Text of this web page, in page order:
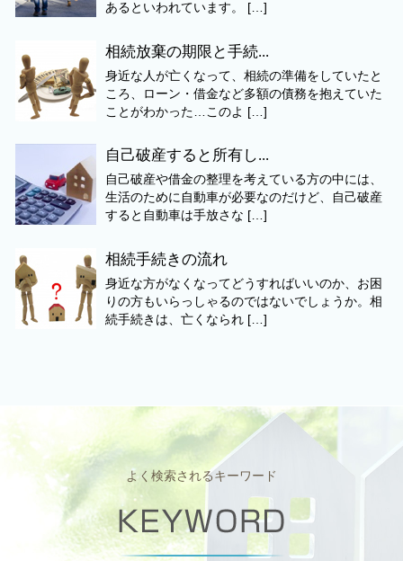
あるといわれています。 […]
相続放棄の期限と手続...
身近な人が亡くなって、相続の準備をしていたと
ころ、ローン・借金など多額の債務を抱えていた
ことがわかった…このよ […]
自己破産すると所有し...
自己破産や借金の整理を考えている方の中には、
生活のために自動車が必要なのだけど、自己破産
すると自動車は手放さな […]
相続手続きの流れ
身近な方がなくなってどうすればいいのか、お困
りの方もいらっしゃるのではないでしょうか。相
続手続きは、亡くなられ […]
よく検索されるキーワード